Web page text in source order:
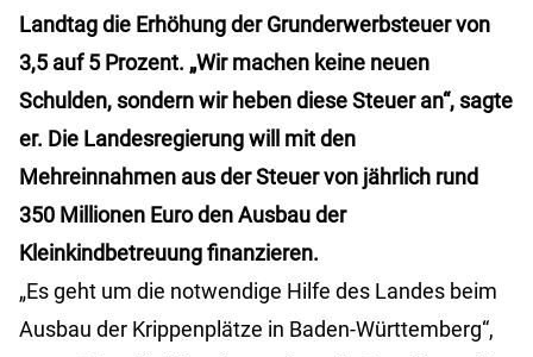
Landtag die Erhöhung der Grunderwerbsteuer von
3,5 auf 5 Prozent. „Wir machen keine neuen
Schulden, sondern wir heben diese Steuer an“, sagte
er. Die Landesregierung will mit den
Mehreinnahmen aus der Steuer von jährlich rund
350 Millionen Euro den Ausbau der
Kleinkindbetreuung finanzieren.
„Es geht um die notwendige Hilfe des Landes beim
Ausbau der Krippenplätze in Baden-Württemberg“,